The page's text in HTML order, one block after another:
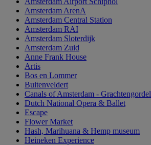
Amsterdam ArenA
Amsterdam Central Station
Amsterdam RAI
Amsterdam Sloterdijk
Amsterdam Zuid
Anne Frank House
Artis
Bos en Lommer
Buitenveldert
Canals of Amsterdam - Grachtengordel
Dutch National Opera & Ballet
Escape
Flower Market
Hash, Marihuana & Hemp museum
Heineken Experience